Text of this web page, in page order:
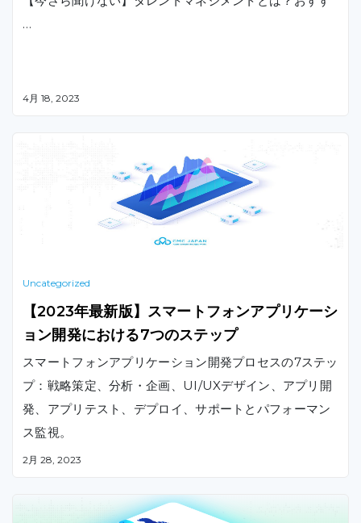
…
4月 18, 2023
Uncategorized
【2023年最新版】スマートフォンアプリケーシ
ョン開発における7つのステップ
スマートフォンアプリケーション開発プロセスの7ステッ
プ：戦略策定、分析・企画、UI/UXデザイン、アプリ開
発、アプリテスト、デプロイ、サポートとパフォーマン
ス監視。
2月 28, 2023